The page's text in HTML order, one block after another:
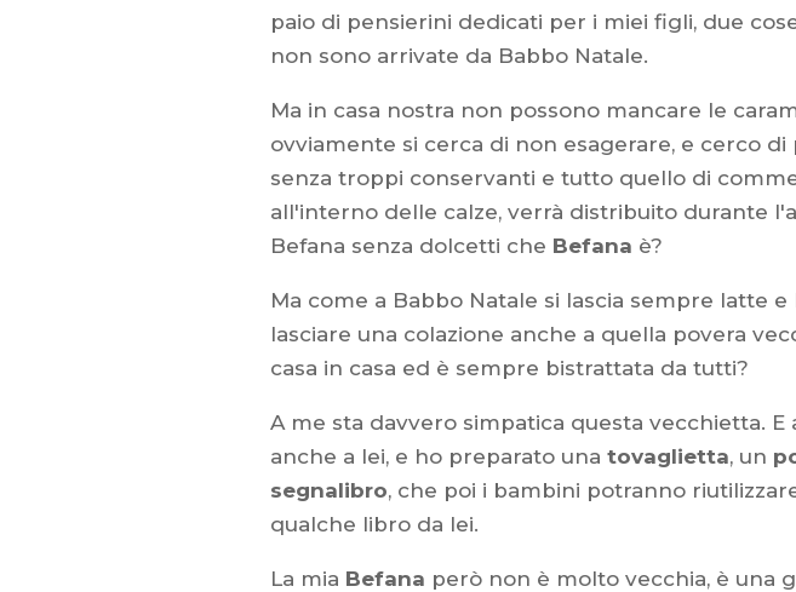
paio di pensierini dedicati per i miei figli, due
non sono arrivate da Babbo Natale.
Ma in casa nostra non possono mancare le
ovviamente si cerca di non esagerare, e cerco
senza troppi conservanti e tutto quello di
all'interno delle calze, verrà distribuito durante
Befana senza dolcetti che Befana è?
Ma come a Babbo Natale si lascia sempre latte
lasciare una colazione anche a quella povera
casa in casa ed è sempre bistrattata da tutti?
A me sta davvero simpatica questa vecchietta. E
anche a lei, e ho preparato unatovaglietta, un
segnalibro, che poi i bambini potranno
qualche libro da lei.
La mia Befana però non è molto vecchia, è una